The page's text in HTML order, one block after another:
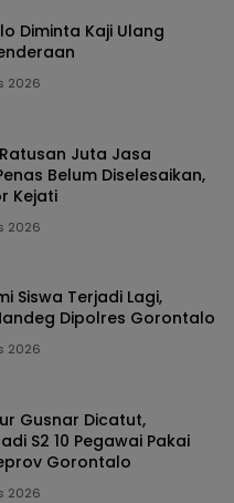
Diminta Kaji Ulang
2026
Juta Jasa
Belum Diselesaikan,
Kejati
2026
Siswa Terjadi Lagi,
Dipolres Gorontalo
2026
Gusnar Dicatut,
S2 10 Pegawai Pakai
Gorontalo
2026